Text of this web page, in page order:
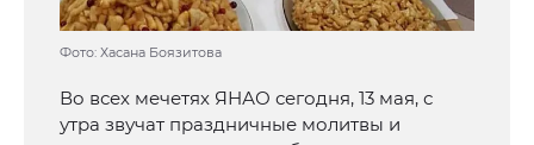
Фото: Хасана Боязитова
Во всех мечетях ЯНАО сегодня, 13 мая, с
утра звучат праздничные молитвы и